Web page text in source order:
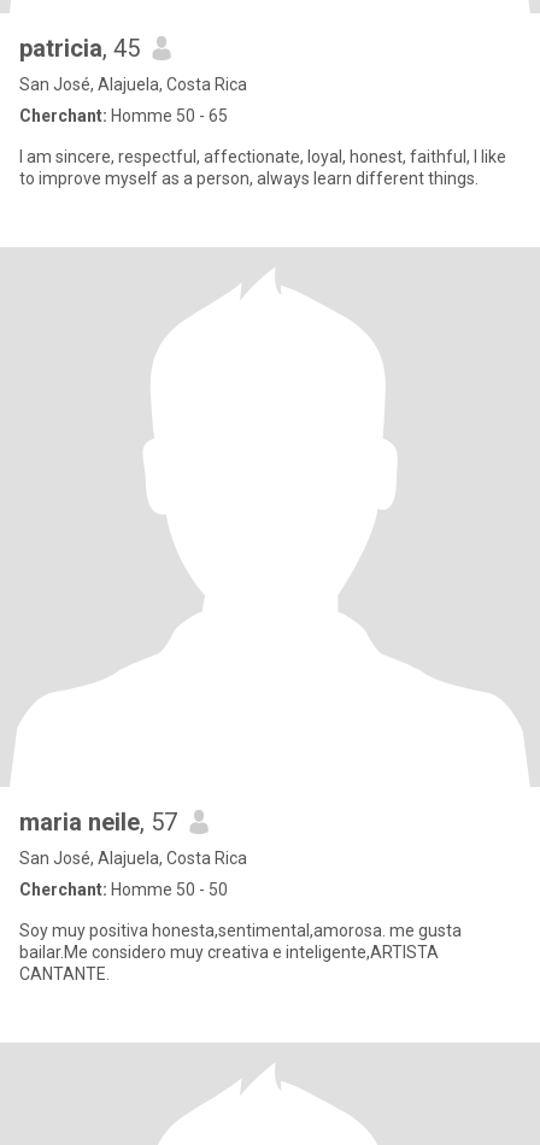
patricia, 45
San José, Alajuela, Costa Rica
Cherchant: Homme 50 - 65
I am sincere, respectful, affectionate, loyal, honest, faithful, I like
to improve myself as a person, always learn different things.
maria neile, 57
San José, Alajuela, Costa Rica
Cherchant: Homme 50 - 50
Soy muy positiva honesta,sentimental,amorosa. me gusta
bailar.Me considero muy creativa e inteligente,ARTISTA
CANTANTE.